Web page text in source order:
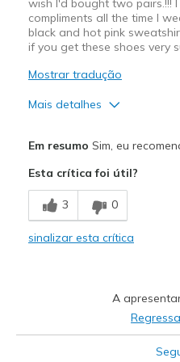
compliments all the time I
black and hot pink
if you get these shoes very
Mostrar tradução
Mais detalhes
Breathe Well
Comfortable
Melhores utilizações
Casual Wear
Em resumo Sim, eu
Esta crítica foi útil?
3 0
sinalizar esta crítica
A